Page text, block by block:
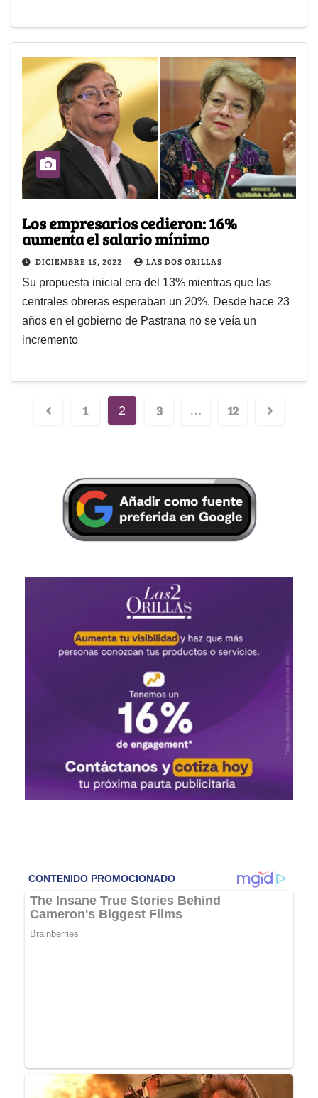
Los empresarios cedieron: 16%
aumenta el salario mínimo
DICIEMBRE 15, 2022 LAS DOS ORILLAS
Su propuesta inicial era del 13% mientras que las
centrales obreras esperaban un 20%. Desde hace 23
años en el gobierno de Pastrana no se veía un
incremento
1 2 3 … 12